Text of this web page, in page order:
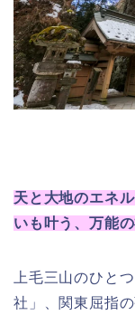
天と大地のエネ
いも叶う、万能の
上毛三山のひと
社」、関東屈指